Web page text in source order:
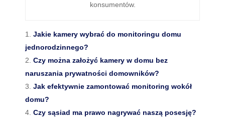
konsumentów.
Jakie kamery wybrać do monitoringu domu
jednorodzinnego?
Czy można założyć kamery w domu bez
naruszania prywatności domowników?
Jak efektywnie zamontować monitoring wokół
domu?
Czy sąsiad ma prawo nagrywać naszą posesję?